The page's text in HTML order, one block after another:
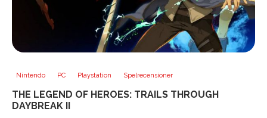
Nintendo PC Playstation Spelrecensioner
THE LEGEND OF HEROES: TRAILS THROUGH
DAYBREAK II